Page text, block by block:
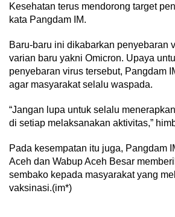
Kesehatan terus mendorong target
kata Pangdam IM.
Baru-baru ini dikabarkan penyebaran
varian baru yakni Omicron. Upaya
penyebaran virus tersebut, Pangdam
agar masyarakat selalu waspada.
“Jangan lupa untuk selalu
di setiap melaksanakan aktivitas,”
Pada kesempatan itu juga, Pangdam
Aceh dan Wabup Aceh Besar
sembako kepada masyarakat yang
vaksinasi.(im*)